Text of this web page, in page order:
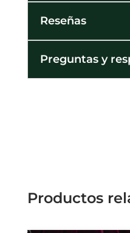
Reseñas
Preguntas y
Productos